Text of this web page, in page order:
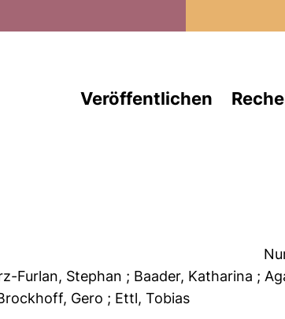
Veröffentlichen
Furlan, Stephan ; Baader, Katharina ;
Gero ; Ettl, Tobias